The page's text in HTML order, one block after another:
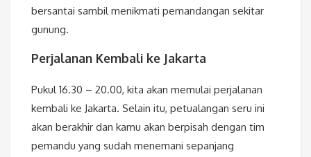
bersantai sambil menikmati pemandangan sekitar
gunung.
Perjalanan Kembali ke Jakarta
Pukul 16.30 – 20.00, kita akan memulai perjalanan
kembali ke Jakarta. Selain itu, petualangan seru ini
akan berakhir dan kamu akan berpisah dengan tim
pemandu yang sudah menemani sepanjang